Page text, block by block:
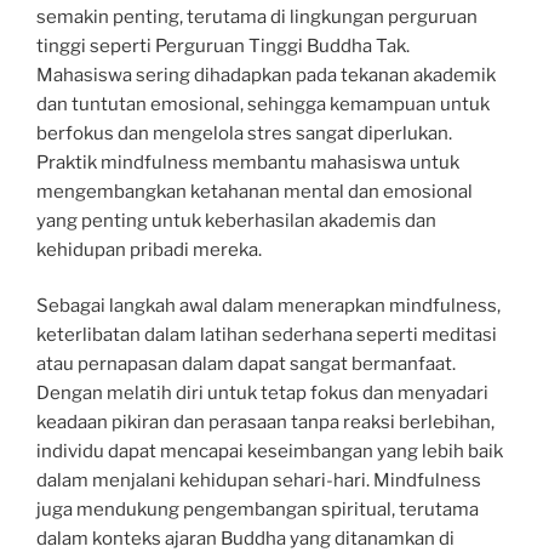
semakin penting, terutama di lingkungan perguruan
tinggi seperti Perguruan Tinggi Buddha Tak.
Mahasiswa sering dihadapkan pada tekanan akademik
dan tuntutan emosional, sehingga kemampuan untuk
berfokus dan mengelola stres sangat diperlukan.
Praktik mindfulness membantu mahasiswa untuk
mengembangkan ketahanan mental dan emosional
yang penting untuk keberhasilan akademis dan
kehidupan pribadi mereka.
Sebagai langkah awal dalam menerapkan mindfulness,
keterlibatan dalam latihan sederhana seperti meditasi
atau pernapasan dalam dapat sangat bermanfaat.
Dengan melatih diri untuk tetap fokus dan menyadari
keadaan pikiran dan perasaan tanpa reaksi berlebihan,
individu dapat mencapai keseimbangan yang lebih baik
dalam menjalani kehidupan sehari-hari. Mindfulness
juga mendukung pengembangan spiritual, terutama
dalam konteks ajaran Buddha yang ditanamkan di